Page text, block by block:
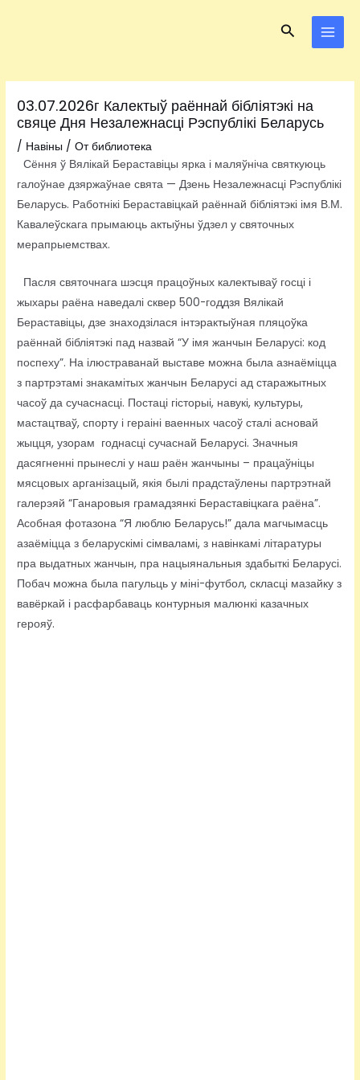
Поиск
03.07.2026г Калектыў раённай бібліятэкі на
свяце Дня Незалежнасці Рэспублікі Беларусь
/ Навіны / Отбиблиотека
Сёння ў Вялікай Бераставіцы ярка і маляўніча святкуюць
галоўнае дзяржаўнае свята — Дзень Незалежнасці Рэспублікі
Беларусь. Работнікі Бераставіцкай раённай бібліятэкі імя В.М.
Кавалеўскага прымаюць актыўны ўдзел у святочных
мерапрыемствах.
Пасля святочнага шэсця працоўных калектываў госці і
жыхары раёна наведалі сквер 500-годдзя Вялікай
Бераставіцы, дзе знаходзілася інтэрактыўная пляцоўка
раённай бібліятэкі пад назвай “У імя жанчын Беларусі: код
поспеху”. На ілюстраванай выставе можна была азнаёміцца
з партрэтамі знакамітых жанчын Беларусі ад старажытных
часоў да сучаснасці. Постаці гісторыі, навукі, культуры,
мастацтваў, спорту і гераіні ваенных часоў сталі асновай
жыцця, узорам годнасці сучаснай Беларусі. Значныя
дасягненні прынеслі у наш раён жанчыны – працаўніцы
мясцовых арганізацый, якія былі прадстаўлены партрэтнай
галерэяй “Ганаровыя грамадзянкі Бераставіцкага раёна”.
Асобная фотазона “Я люблю Беларусь!” дала магчымасць
азаёміцца з беларускімі сімваламі, з навінкамі літаратуры
пра выдатных жанчын, пра нацыянальныя здабыткі Беларусі.
Побач можна была пагульць у міні-футбол, скласці мазайку з
вавёркай і расфарбаваць контурныя малюнкі казачных
герояў.